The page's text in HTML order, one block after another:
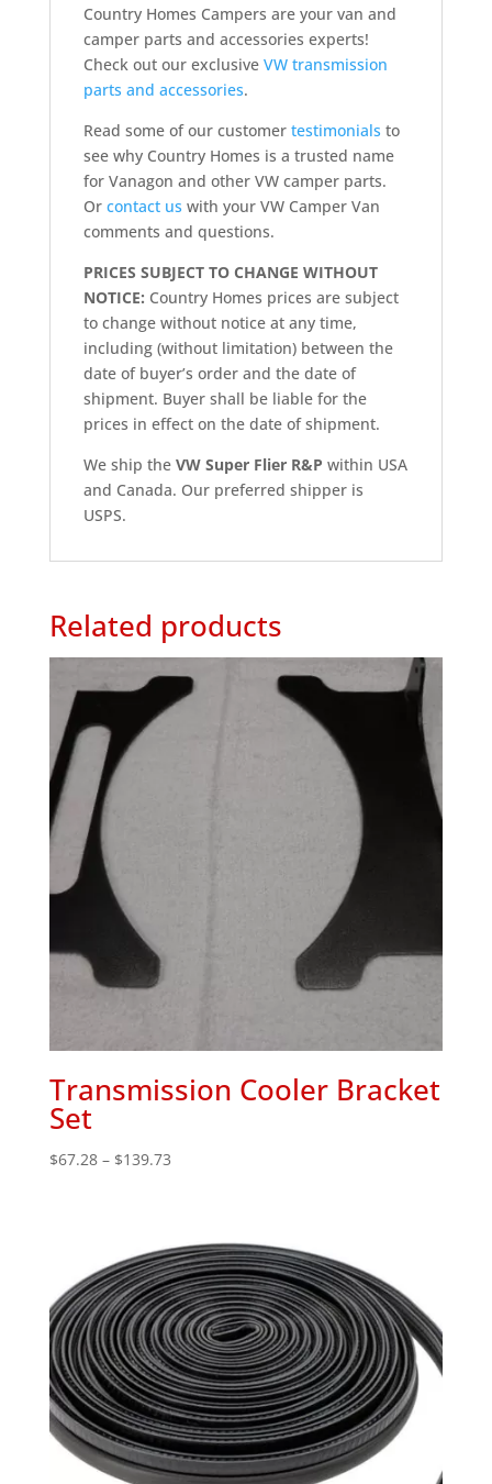
Country Homes Campers are your van and
camper parts and accessories experts!
Check out our exclusive VW transmission
parts and accessories.
Read some of our customer testimonials to
see why Country Homes is a trusted name
for Vanagon and other VW camper parts.
Or contact us with your VW Camper Van
comments and questions.
PRICES SUBJECT TO CHANGE WITHOUT
NOTICE: Country Homes prices are subject
to change without notice at any time,
including (without limitation) between the
date of buyer’s order and the date of
shipment. Buyer shall be liable for the
prices in effect on the date of shipment.
We ship the VW Super Flier R&P within USA
and Canada. Our preferred shipper is
USPS.
Related products
Transmission Cooler Bracket
Set
$67.28 – $139.73Price
$139.73